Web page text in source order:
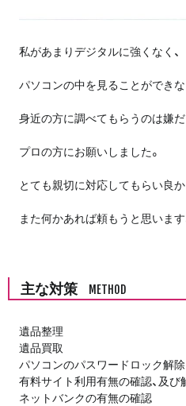
私があまりデジタルに強くなく、
パソコンの中を見ることができ
身近の方に調べてもらうのは嫌だ
プロの方にお願いしました。
とても親切に対応してもらい良か
また何かあれば頼もうと思います
主な対策 METHOD
遺品整理
遺品買取
パソコンのパスワードロック解除
有料サイト利用有無の確認、及び
ネットバンクの有無の確認